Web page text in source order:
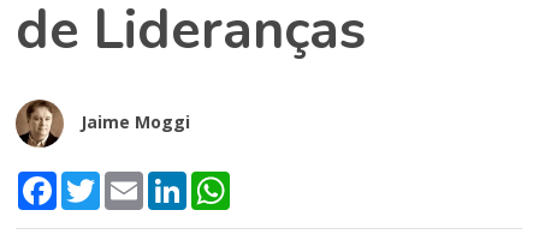
de Lideranças
Jaime Moggi
Facebook
TwitterEmail LinkedIn